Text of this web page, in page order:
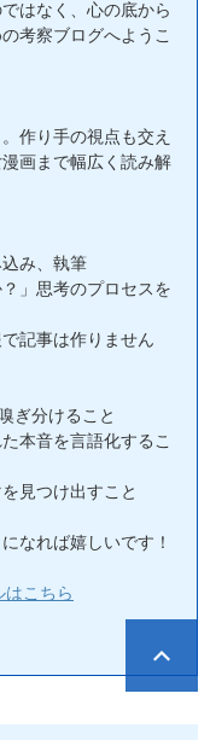
はなく、心の底から
考察ブログへようこ
作り手の視点も交え
画まで幅広く読み解
み、執筆
」思考のプロセスを
記事は作りません
ぎ分けること
本音を言語化するこ
見つけ出すこと
なれば嬉しいです！
こちら